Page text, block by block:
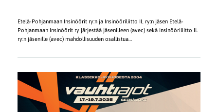
Etelä-Pohjanmaan Insinöörit ry:n ja Insinööriliitto IL ry:n jäsen Etelä-
Pohjanmaan Insinöörit ry järjestää jäsenilleen (avec) sekä Insinööriliitto IL
ry:n jäsenille (avec) mahdollisuuden osallistua…